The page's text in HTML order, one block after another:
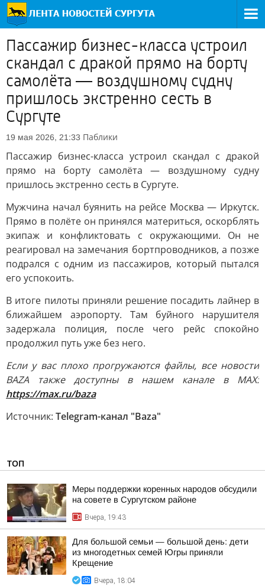
Пассажир бизнес-класса устроил
скандал с дракой прямо на борту
самолёта — воздушному судну
пришлось экстренно сесть в
Сургуте
19 мая 2026, 21:33 Паблики
Пассажир бизнес-класса устроил скандал с дракой
прямо на борту самолёта — воздушному судну
пришлось экстренно сесть в Сургуте.
Мужчина начал буянить на рейсе Москва — Иркутск.
Прямо в полёте он принялся материться, оскорблять
экипаж и конфликтовать с окружающими. Он не
реагировал на замечания бортпроводников, а позже
подрался с одним из пассажиров, который пытался
его успокоить.
В итоге пилоты приняли решение посадить лайнер в
ближайшем аэропорту. Там буйного нарушителя
задержала полиция, после чего рейс спокойно
продолжил путь уже без него.
Если у вас плохо прогружаются файлы, все новости
BAZA также доступны в нашем канале в MAX:
https://max.ru/baza
Источник: Telegram-канал "Baza"
ТОП
Меры поддержки коренных народов обсудили
на совете в Сургутском районе
Вчера, 19:43
Для большой семьи — большой день: дети
из многодетных семей Югры приняли
Крещение
Вчера, 18:04